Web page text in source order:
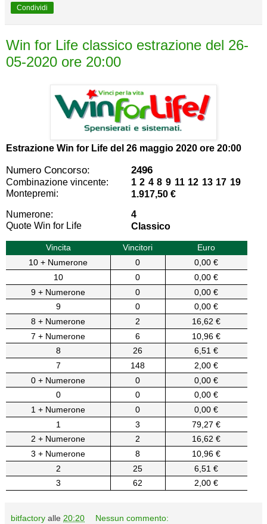
Condividi
Win for Life classico estrazione del 26-
05-2020 ore 20:00
Estrazione Win for Life del 26 maggio 2020 ore 20:00
Numero Concorso: 2496
Combinazione vincente:
1 2 4 8 9 11 12 13 17 19
Montepremi:
1.917,50 €
Numerone:
4
Quote Win for Life
Classico
Vincita Vincitori
Euro
10 + Numerone
0
0,00 €
10
0
0,00 €
9 + Numerone
0
0,00 €
9
0
0,00 €
8 + Numerone
2
16,62 €
7 + Numerone
6
10,96 €
8
26
6,51 €
7
148
2,00 €
0 + Numerone
0
0,00 €
0
0
0,00 €
1 + Numerone
0
0,00 €
1
3
79,27 €
2 + Numerone
2
16,62 €
3 + Numerone
8
10,96 €
2
25
6,51 €
3
62 2,00 €
bitfactory alle 20:20 Nessun commento: